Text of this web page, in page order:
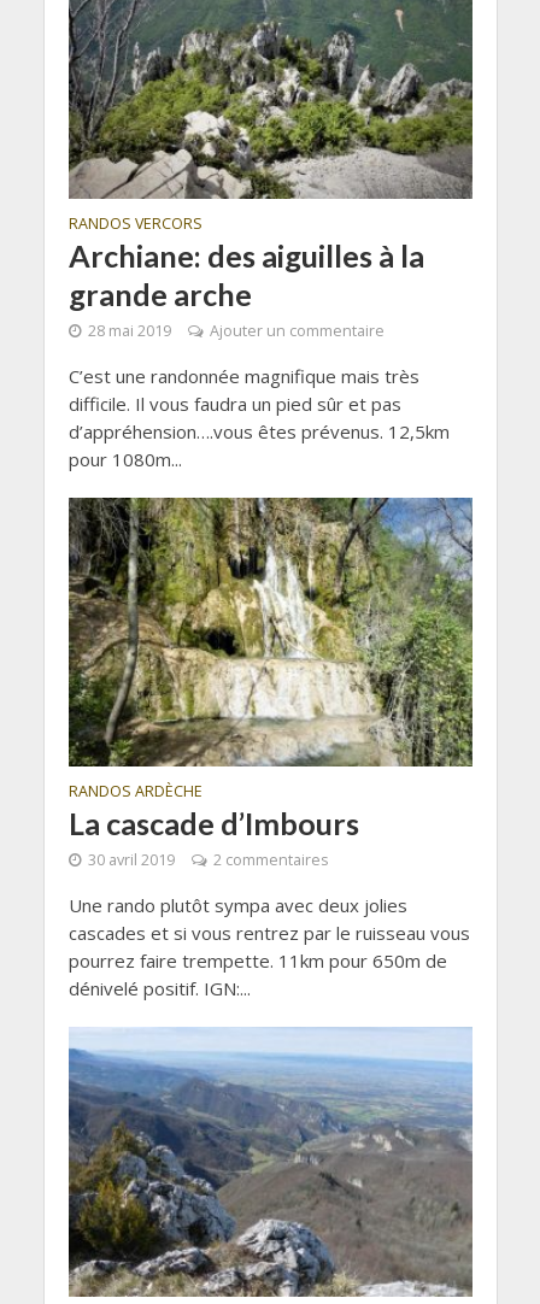
RANDOS VERCORS
Archiane: des aiguilles à la
grande arche
28 mai 2019 Ajouter un commentaire
C’est une randonnée magnifique mais très
difficile. Il vous faudra un pied sûr et pas
d’appréhension….vous êtes prévenus. 12,5km
pour 1080m...
RANDOS ARDÈCHE
La cascade d’Imbours
30 avril 2019 2 commentaires
Une rando plutôt sympa avec deux jolies
cascades et si vous rentrez par le ruisseau vous
pourrez faire trempette. 11km pour 650m de
dénivelé positif. IGN:...